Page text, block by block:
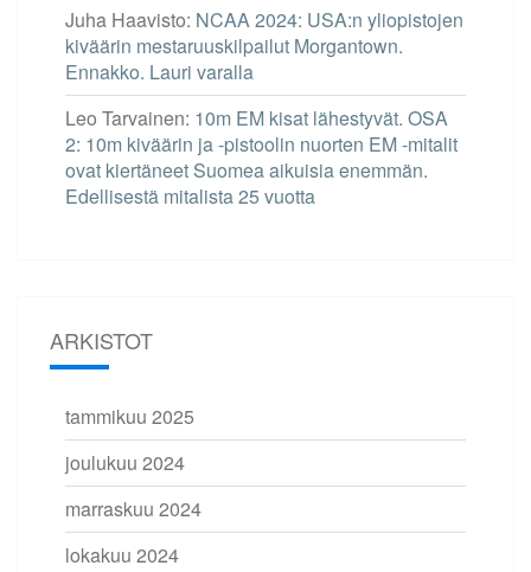
Juha Haavisto: NCAA 2024: USA:n yliopistojen
kiväärin mestaruuskilpailut Morgantown.
Ennakko. Lauri varalla
Leo Tarvainen: 10m EM kisat lähestyvät. OSA
2: 10m kiväärin ja -pistoolin nuorten EM -mitalit
ovat kiertäneet Suomea aikuisia enemmän.
Edellisestä mitalista 25 vuotta
ARKISTOT
tammikuu 2025
joulukuu 2024
marraskuu 2024
lokakuu 2024